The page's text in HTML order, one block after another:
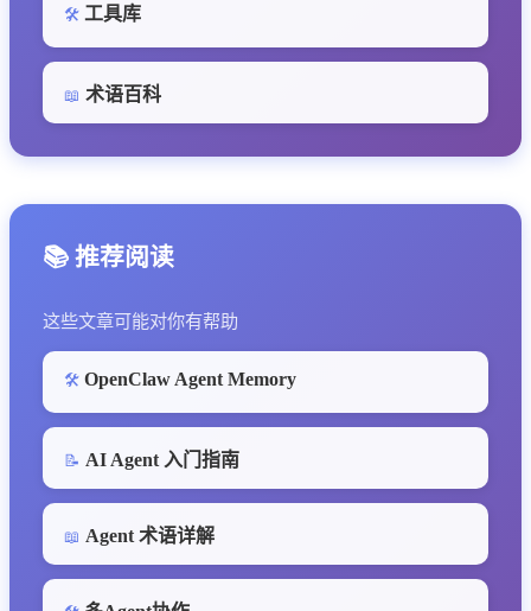
🛠️ 工具库
📖 术语百科
📚 推荐阅读
这些文章可能对你有帮助
🛠️ OpenClaw Agent Memory
📝 AI Agent 入门指南
📖 Agent 术语详解